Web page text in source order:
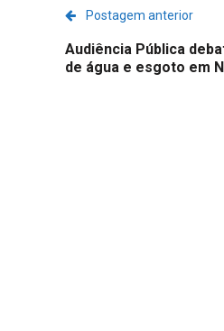
Postagem anterior
Audiência Pública
de água e esgoto em